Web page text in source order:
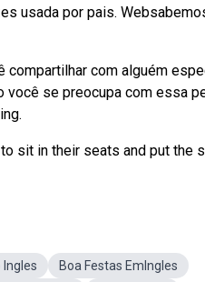
usada por pais.
com alguém
você se preocupa com essa
sit in their seats and put the
Ingles
Boa Festas EmIngles